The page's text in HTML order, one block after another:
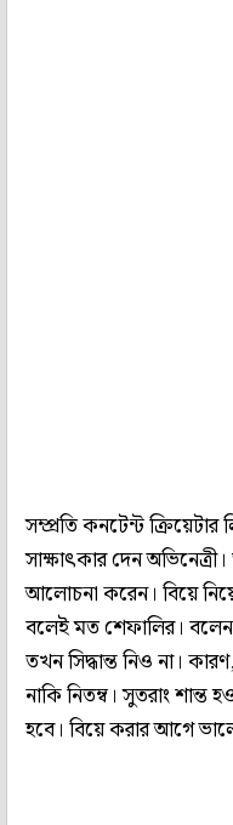
সম্প্রতি কনটেন্ট
সাক্ষাৎকার দেন
আলোচনা করেন। বিয়ে
বলেই মত শেফালির।
তখন সিদ্ধান্ত নিও না।
নাকি নিতম্ব। সুতরাং
হবে। বিয়ে করার আগে